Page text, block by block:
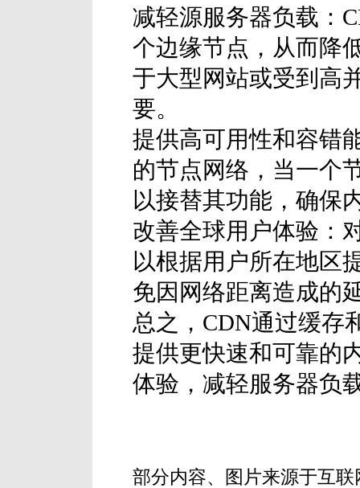
减轻源服务器负载：
个边缘节点，从而降
于大型网站或受到高
要。
提供高可用性和容错
的节点网络，当一个
以接替其功能，确保
改善全球用户体验：
以根据用户所在地区
免因网络距离造成的
总之，CDN通过缓存
提供更快速和可靠的
体验，减轻服务器负
部分内容、图片来源于互